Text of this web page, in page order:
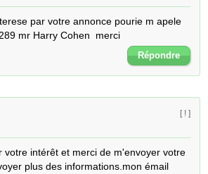
par votre annonce pourie m apele
mr Harry Cohen  merci
Répondre
[ ! ]
votre intérêt et merci de m'envoyer votre
plus des informations.mon émail